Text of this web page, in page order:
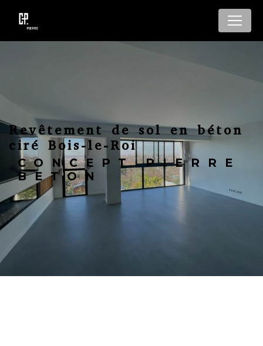
Revêtement de sol en béton
ciré Bois-le-Roi
CONCEPT PIERRE
BETON